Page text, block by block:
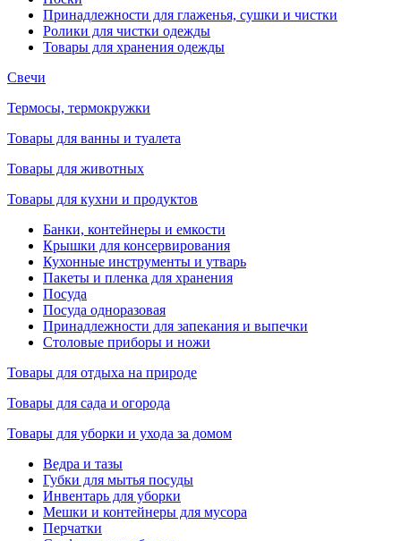
Принадлежности для глаженья, сушки и чистки
Ролики для чистки одежды
Товары для хранения одежды
Свечи
Термосы, термокружки
Товары для ванны и туалета
Товары для животных
Товары для кухни и продуктов
Банки, контейнеры и емкости
Крышки для консервирования
Кухонные инструменты и утварь
Пакеты и пленка для хранения
Посуда
Посуда одноразовая
Принадлежности для запекания и выпечки
Столовые приборы и ножи
Товары для отдыха на природе
Товары для сада и огорода
Товары для уборки и ухода за домом
Ведра и тазы
Губки для мытья посуды
Инвентарь для уборки
Мешки и контейнеры для мусора
Перчатки